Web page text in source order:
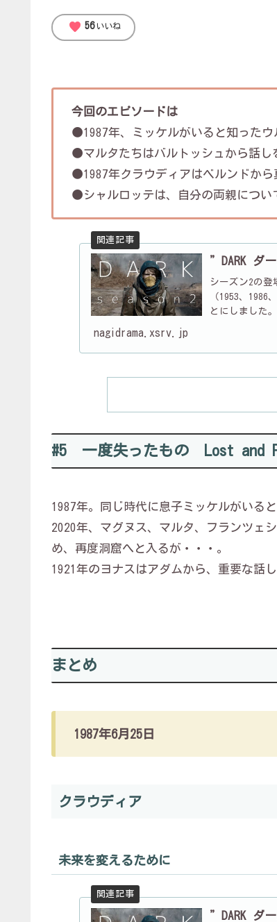
favorite 56 いいね
今回のエピソードは
●1987年、ミッケルがいると知ったウ
●マルタたちはバルトッシュから話し
●1987年クラウディアはベルンドから
●シャルロッテは、自分の両親につい
”DARK ダ
シーズン2の登
（1953、
とにしました
nagidrama.xsrv.jp
#5 一度失ったもの Lost and
1987年。同じ時代に息子ミッケルがいる
2020年、マグヌス、マルタ、フランツェ
め、再度洞窟へと入るが・・・。
1921年のヨナスはアダムから、重要な話
まとめ
1987年6月25日
クラウディア
未来を変えるために
”DARK ダ